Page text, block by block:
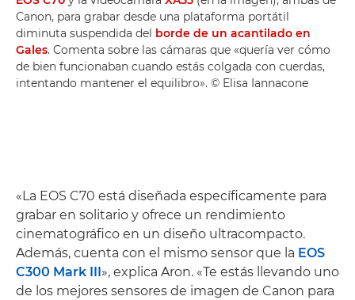
Canon, para grabar desde una plataforma portátil
diminuta suspendida del borde de un acantilado en
Gales. Comenta sobre las cámaras que «quería ver cómo
de bien funcionaban cuando estás colgada con cuerdas,
intentando mantener el equilibro». © Elisa Iannacone
«La EOS C70 está diseñada específicamente para
grabar en solitario y ofrece un rendimiento
cinematográfico en un diseño ultracompacto.
Además, cuenta con el mismo sensor que la EOS
C300 Mark III », explica Aron. «Te estás llevando uno
de los mejores sensores de imagen de Canon para